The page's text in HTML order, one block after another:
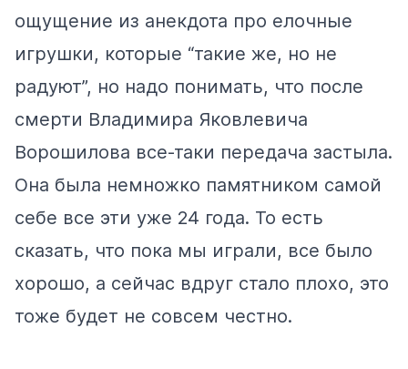
ощущение из анекдота про елочные
игрушки, которые “такие же, но не
радуют”, но надо понимать, что после
смерти Владимира Яковлевича
Ворошилова все-таки передача застыла.
Она была немножко памятником самой
себе все эти уже 24 года. То есть
сказать, что пока мы играли, все было
хорошо, а сейчас вдруг стало плохо, это
тоже будет не совсем честно.